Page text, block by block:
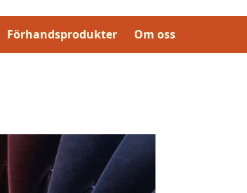
Förhandsprodukter Om oss